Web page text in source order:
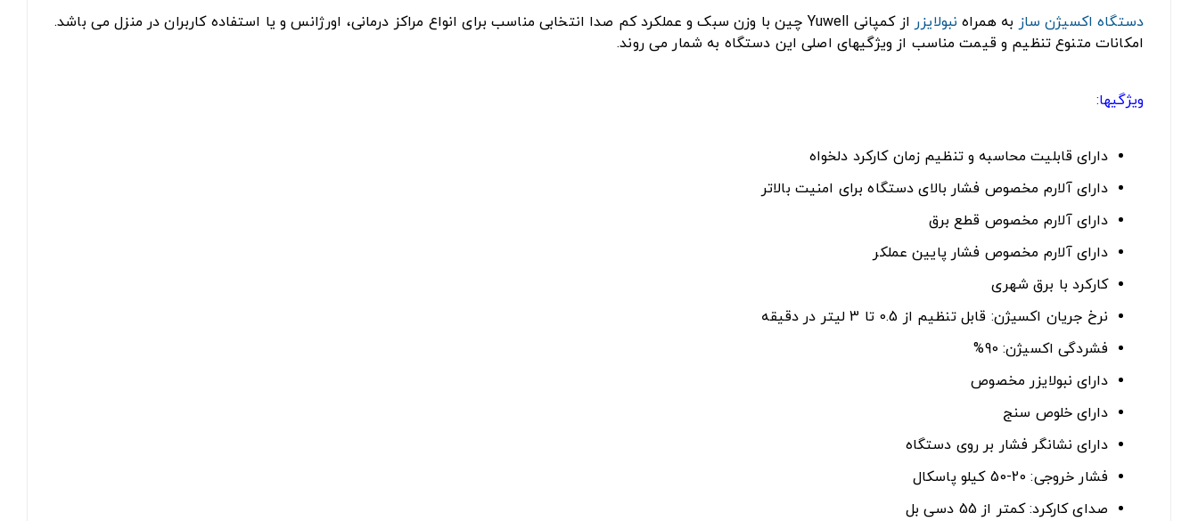
دستگاه اکسیژن ساز به همراه نبولایزر
از کمپانی Yuwell چین با وزن سبک و عملکرد کم صدا انتخابی مناسب برای انواع مراکز درمانی، اورژانس و یا استفاده کاربران در منزل می باشد.
امکانات متنوع تنظیم و قیمت مناسب از ویژگیهای اصلی این دستگاه به شمار می روند.
ویژگیها:
دارای قابلیت محاسبه و تنظیم زمان کارکرد دلخواه
دارای آلارم مخصوص فشار بالای دستگاه برای امنیت بالاتر
دارای آلارم مخصوص قطع برق
دارای آلارم مخصوص فشار پایین عملکر
کارکرد با برق شهری
نرخ جریان اکسيژن: قابل تنظیم از 0.5 تا 3 لیتر در دقیقه
فشردگی اکسیژن: 90%
دارای نبولایزر مخصوص
دارای خلوص سنج
دارای نشانگر فشار بر روی دستگاه
فشار خروجی: 20-50 کیلو پاسکال
صدای کارکرد: کمتر از 55 دسی بل